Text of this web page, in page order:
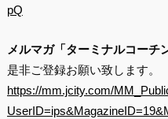
pQ
メルマガ「ターミナルコーチ
是非ご登録お願い致します。
https://mm.jcity.com/